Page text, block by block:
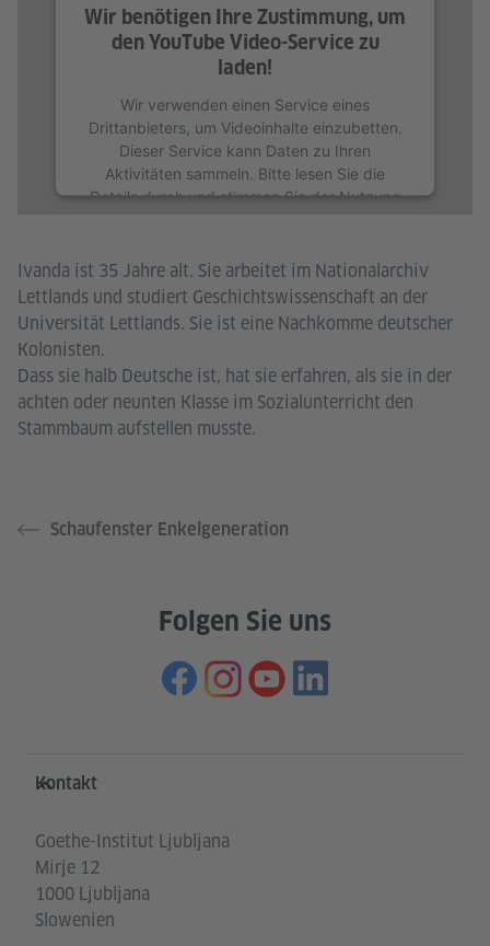
Wir benötigen Ihre Zustimmung, um
den YouTube Video-Service zu
laden!
Wir verwenden einen Service eines
Drittanbieters, um Videoinhalte einzubetten.
Dieser Service kann Daten zu Ihren
Aktivitäten sammeln. Bitte lesen Sie die
Details durch und stimmen Sie der Nutzung
Mehr Informationen
Akzeptieren
Ivanda ist 35 Jahre alt. Sie arbeitet im Nationalarchiv
Lettlands und studiert Geschichtswissenschaft an der
Universität Lettlands. Sie ist eine Nachkomme deutscher
Kolonisten.
Dass sie halb Deutsche ist, hat sie erfahren, als sie in der
achten oder neunten Klasse im Sozialunterricht den
Stammbaum aufstellen musste.
Schaufenster Enkelgeneration
Folgen Sie uns
Service- und Informationsbereich
Kontakt
Goethe-Institut Ljubljana
Mirje 12
1000 Ljubljana
Slowenien